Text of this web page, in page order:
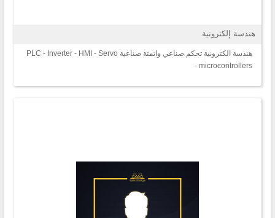
هندسة إلكترونية
هندسة الكترونية تحكم صناعي واتمتة صناعية PLC - Inverter - HMI - Servo
- microcontrollers